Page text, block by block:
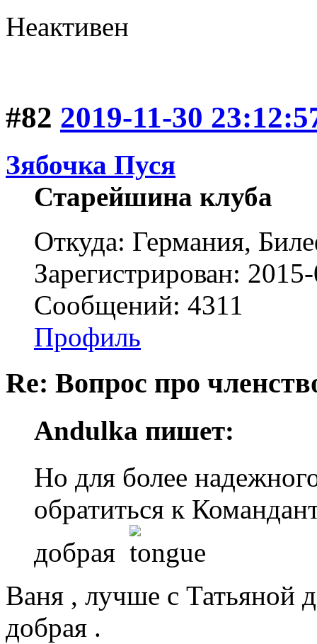
Неактивен
#82 2019-11-30
Зябочка Пуся
Старейшина клуба
Откуда: Германия,
Зарегистрирован:
Сообщений: 4311
Профиль
Re: Вопрос про
Andulka пишет:
Но для более
обратиться к
добрая
Ваня , лучше с Татьяной
добрая .